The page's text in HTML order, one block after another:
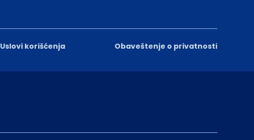
Uslovi korišćenja Obaveštenje o privatnosti